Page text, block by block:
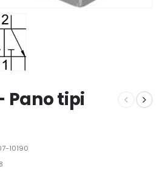
Pano tipi
10190